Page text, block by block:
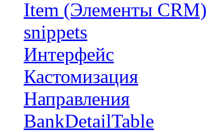
Item (Элементы CRM)
snippets
Интерфейс
Кастомизация
Направления
BankDetailTable